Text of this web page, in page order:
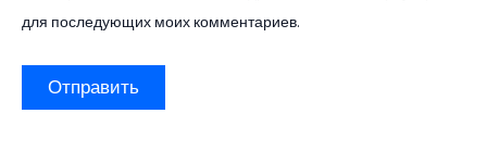
для последующих моих комментариев.